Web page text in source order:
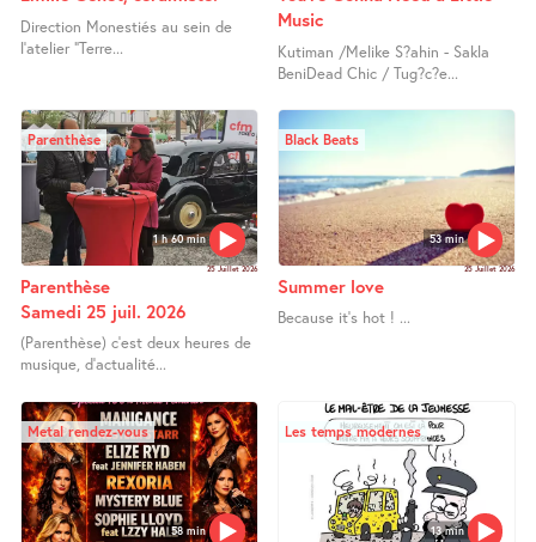
Direction Monestiés au sein de
l’atelier "Terre...
Music
Kutiman /Melike S?ahin - Sakla
BeniDead Chic / Tug?c?e...
1 h 60 min
Parenthèse
25 Juillet 2026
Parenthèse
Samedi 25 juil. 2026
(Parenthèse) c’est deux heures de
musique, d’actualité...
53 min
Black Beats
25 Juillet 2026
Summer love
Because it’s hot ! ...
58 min
Metal rendez-vous
13 min
Les temps modernes